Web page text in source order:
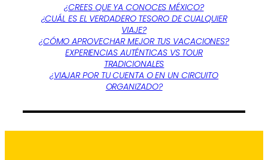
¿CREES QUE YA CONOCES MÉXICO?
¿CUÁL ES EL VERDADERO TESORO DE CUALQUIER
VIAJE?
¿CÓMO APROVECHAR MEJOR TUS VACACIONES?
EXPERIENCIAS AUTÉNTICAS VS TOUR
TRADICIONALES
¿VIAJAR POR TU CUENTA O EN UN CIRCUITO
ORGANIZADO?